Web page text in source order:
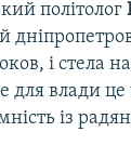
політолог
і стела
для влади це
із